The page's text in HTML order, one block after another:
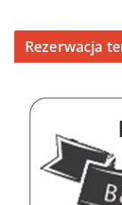
Rezerwacja